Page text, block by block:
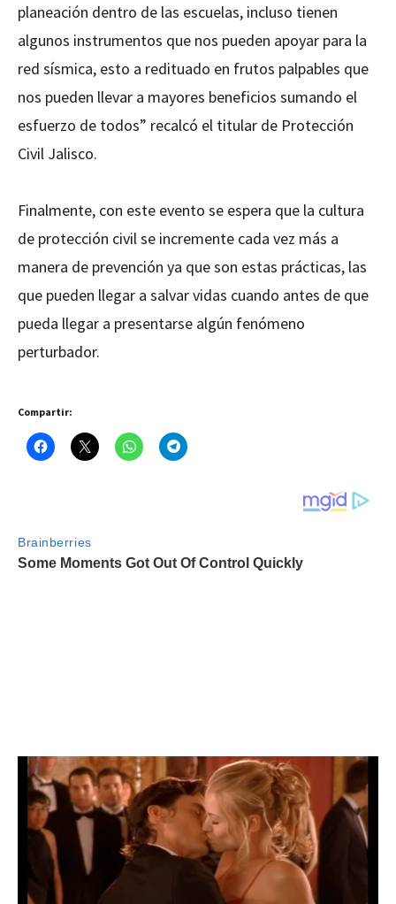
planeación dentro de las escuelas, incluso tienen
algunos instrumentos que nos pueden apoyar para la
red sísmica, esto a redituado en frutos palpables que
nos pueden llevar a mayores beneficios sumando el
esfuerzo de todos” recalcó el titular de Protección
Civil Jalisco.
Finalmente, con este evento se espera que la cultura
de protección civil se incremente cada vez más a
manera de prevención ya que son estas prácticas, las
que pueden llegar a salvar vidas cuando antes de que
pueda llegar a presentarse algún fenómeno
perturbador.
Compartir: